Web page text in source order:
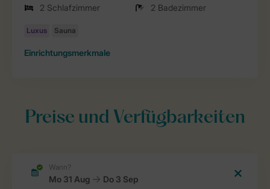
2 Schlafzimmer
2 Badezimmer
Einrichtungsmerkmale
Preise und Verfügbarkeiten